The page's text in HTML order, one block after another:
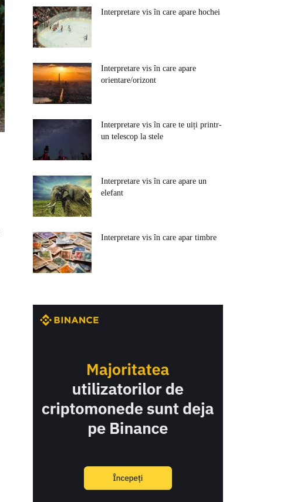
Interpretare vis în care apare hochei
Interpretare vis în care apare
orientare/orizont
Interpretare vis în care te uiți printr-
un telescop la stele
Interpretare vis în care apare un
elefant
Interpretare vis în care apar timbre